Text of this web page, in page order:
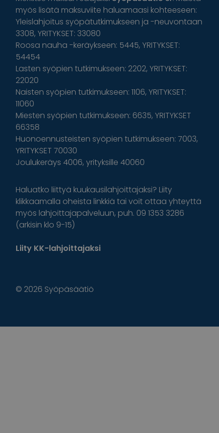
myös lisätä maksuviite haluamaasi kohteeseen:
Yleislahjoitus syöpätutkimukseen ja -neuvontaan
3308, YRITYKSET: 33080
Roosa nauha -keräykseen: 5445, YRITYKSET:
54454
Lasten syöpien tutkimukseen: 2202, YRITYKSET:
22020
Naisten syöpien tutkimukseen: 1106, YRITYKSET:
11060
Miesten syöpien tutkimukseen: 6635, YRITYKSET
66358
Huonoennusteisten syöpien tutkimukseen: 7003,
YRITYKSET 70030
Joulukeräys 4006, yrityksille 40060
Haluatko liittyä kuukausilahjoittajaksi? Liity
klikkaamalla oheista linkkiä tai voit ottaa yhteyttä
myös lahjoittajapalveluun, puh. 09 1353 3286
(arkisin klo 9-15)
Liity KK-lahjoittajaksi
© 2026 Syöpäsäätiö